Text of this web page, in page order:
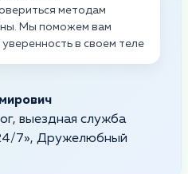
методам
Мы поможем вам
в своем теле
выездная служба
7», Дружелюбный